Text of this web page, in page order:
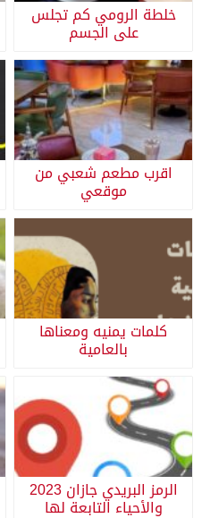
خلطة الرومي كم تجلس
على الجسم
اقرب مطعم شعبي من
موقعي
كلمات يمنيه ومعناها
بالعامية
الرمز البريدي جازان 2023
والأحياء التابعة لها